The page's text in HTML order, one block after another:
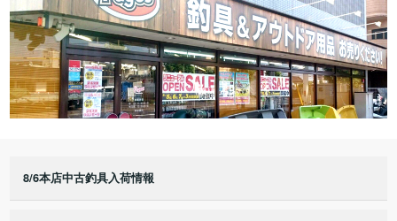
8/6本店中古釣具入荷情報